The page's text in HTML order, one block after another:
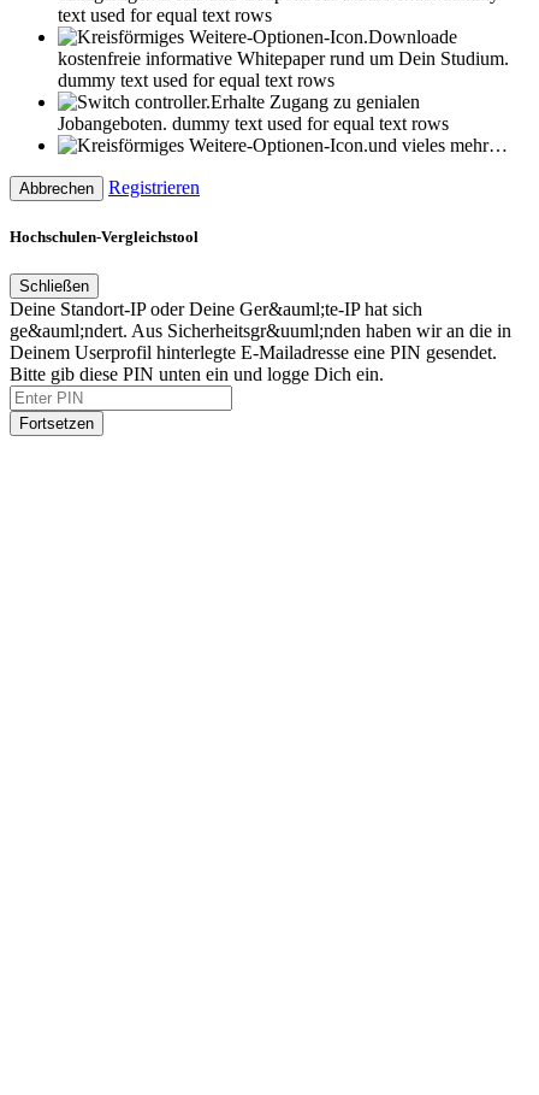
text used for equal text rows
Downloade
kostenfreie informative Whitepaper rund um Dein Studium.
dummy text used for equal text rows
Erhalte Zugang zu genialen
Jobangeboten. dummy text used for equal text rows
und vieles mehr…
Abbrechen Registrieren
Hochschulen-Vergleichstool
Schließen
Deine Standort-IP oder Deine Ger&auml;te-IP hat sich
ge&auml;ndert. Aus Sicherheitsgr&uuml;nden haben wir an die in
Deinem Userprofil hinterlegte E-Mailadresse eine PIN gesendet.
Bitte gib diese PIN unten ein und logge Dich ein.
Fortsetzen